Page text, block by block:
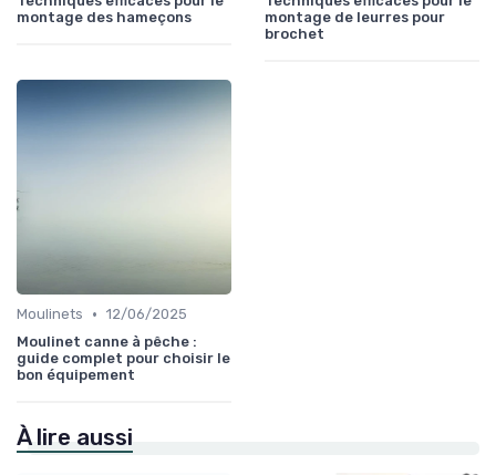
montage des hameçons
montage de leurres pour
brochet
Moulinets • 12/06/2025
Moulinet canne à pêche :
guide complet pour choisir le
bon équipement
À lire aussi